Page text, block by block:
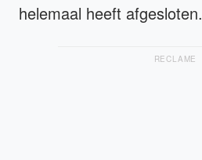
helemaal heeft afgesloten.
RECLAME